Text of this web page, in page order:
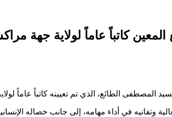
كاتباً عاماً لولاية جهة
المصطفى الطائع، الذي تم تعيينه كاتباً عاماً
وتفانيه في أداء مهامه، إلى جانب خصاله